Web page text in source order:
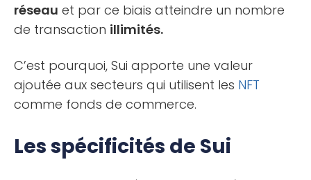
réseau et par ce biais atteindre un nombre
de transaction illimités.
C’est pourquoi, Sui apporte une valeur
ajoutée aux secteurs qui utilisent les NFT
comme fonds de commerce.
Les spécificités de Sui